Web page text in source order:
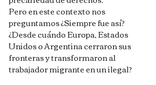
Pero en este contexto nos
preguntamos ¿Siempre fue así?
¿Desde cuándo Europa, Estados
Unidos o Argentina cerraron sus
fronteras y transformaron al
trabajador migrante en un ilegal?